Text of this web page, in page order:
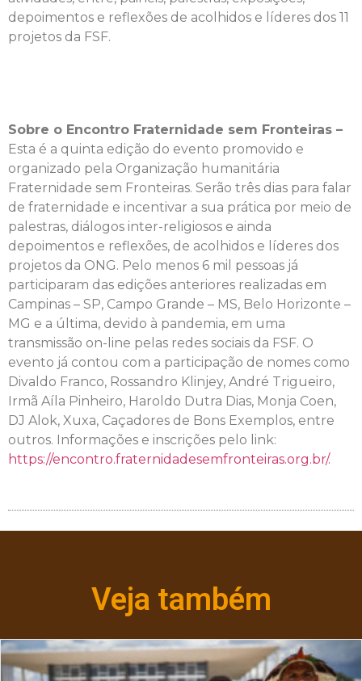
depoimentos e reflexões de acolhidos e líderes dos 11
projetos da FSF.
Sobre o Encontro Fraternidade sem Fronteiras –
Esta é a quinta edição do evento promovido e
organizado pela Organização humanitária
Fraternidade sem Fronteiras. Serão três dias para falar
de fraternidade e incentivar a sua prática por meio de
palestras, diálogos inter-religiosos e ainda
depoimentos e reflexões, de acolhidos e líderes dos
projetos da ONG. Pelo menos 6 mil pessoas já
participaram das edições anteriores realizadas em
Campinas – SP, Campo Grande – MS, Belo Horizonte –
MG e a última, devido à pandemia, em uma
transmissão on-line pelas redes sociais da FSF. O
evento já contou com a participação de nomes como
Divaldo Franco, Rossandro Klinjey, André Trigueiro,
Irmã Aíla Pinheiro, Haroldo Dutra Dias, Monja Coen,
DJ Alok, Xuxa, Caçadores de Bons Exemplos, entre
outros. Informações e inscrições pelo link:
https://encontro.fraternidadesemfronteiras.org.br/.
Veja também